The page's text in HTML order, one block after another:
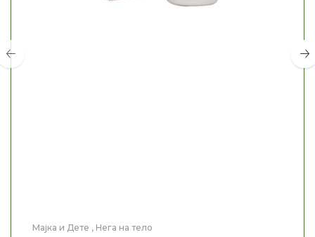
Мајка и Дете , Нега на тело